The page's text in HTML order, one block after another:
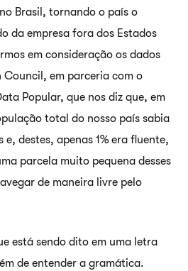
Brasil, tornando o país o
da empresa fora dos Estados
em consideração os dados
Council, em parceria com o
Popular, que nos diz que, em
total do nosso país sabia
e, destes, apenas 1% era fluente,
parcela muito pequena desses
de maneira livre pelo
está sendo dito em uma letra
de entender a gramática.